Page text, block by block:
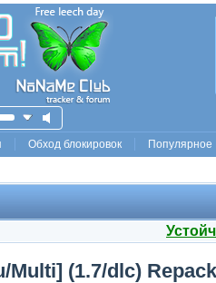
Обход блокировок Популярное
Multi] (1.7/dlc)